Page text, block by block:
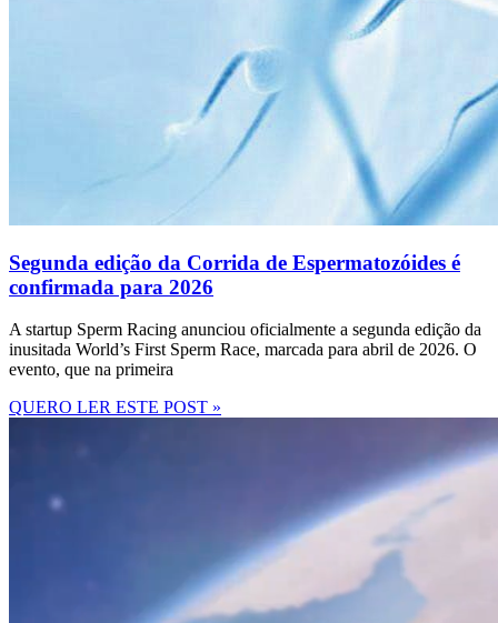
Segunda edição da Corrida de Espermatozóides é
confirmada para 2026
A startup Sperm Racing anunciou oficialmente a segunda edição da
inusitada World’s First Sperm Race, marcada para abril de 2026. O
evento, que na primeira
QUERO LER ESTE POST »